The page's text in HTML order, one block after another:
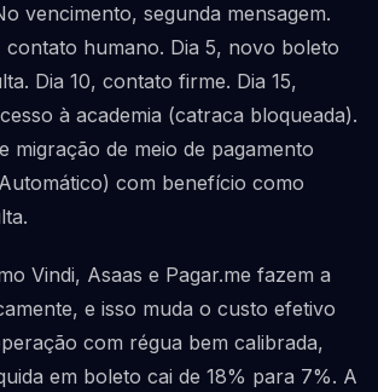
vencimento, segunda mensagem.
contato humano. Dia 5, novo boleto
Dia 10, contato firme. Dia 15,
à academia (catraca bloqueada).
migração de meio de pagamento
com benefício como
Vindi, Asaas e Pagar.me fazem a
e isso muda o custo efetivo
com régua bem calibrada,
em boleto cai de 18% para 7%. A